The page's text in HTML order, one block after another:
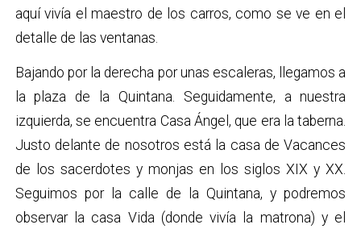
aquí vivía el maestro de los carros, como se ve en el
detalle de las ventanas.
Bajando por la derecha por unas escaleras, llegamos a
la plaza de la Quintana. Seguidamente, a nuestra
izquierda, se encuentra Casa Ángel, que era la taberna.
Justo delante de nosotros está la casa de Vacances
de los sacerdotes y monjas en los siglos XIX y XX.
Seguimos por la calle de la Quintana, y podremos
observar la casa Vida (donde vivía la matrona) y el